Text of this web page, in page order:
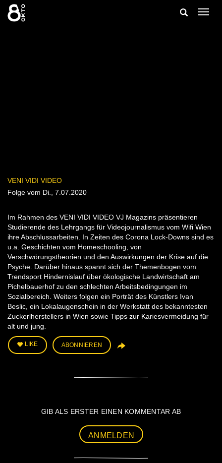
Zum
Inhalt
springen
Suche
VENI VIDI VIDEO
Folge vom Di., 7.07.2020
Im Rahmen des VENI VIDI VIDEO VJ Magazins präsentieren
Studierende des Lehrgangs für Videojournalismus vom Wifi Wien
ihre Abschlussarbeiten. In Zeiten des Corona Lock-Downs sind es
u.a. Geschichten vom Homeschooling, von
Verschwörungstheorien und den Auswirkungen der Krise auf die
Psyche. Darüber hinaus spannt sich der Themenbogen vom
Trendsport Hindernislauf über ökologische Landwirtschaft am
Pichelbauerhof zu den schlechten Arbeitsbedingungen im
Sozialbereich. Weiters folgen ein Porträt des Künstlers Ivan
Beslic, ein Lokalaugenschein in der Werkstatt des bekanntesten
Zuckerlherstellers in Wien sowie Tipps zur Kariesvermeidung für
alt und jung.
LIKE ABONNIEREN
GIB ALS ERSTER EINEN KOMMENTAR AB
ANMELDEN